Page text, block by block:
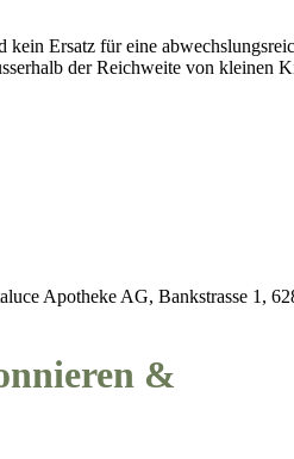
kein Ersatz für eine
der Reichweite von kleinen
Apotheke AG, Bankstrasse 1,
&